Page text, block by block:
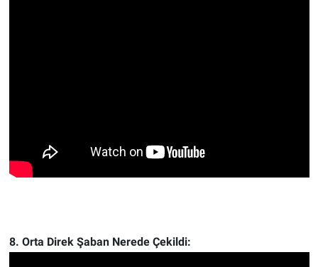
8. Orta Direk Şaban Nerede Çekildi: